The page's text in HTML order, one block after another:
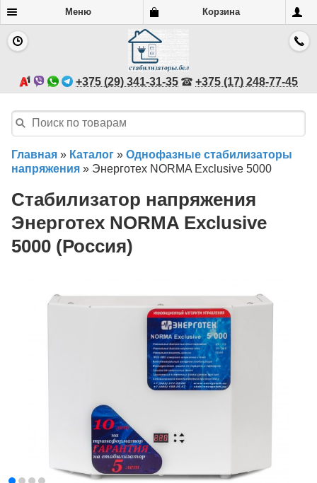
Меню Корзина
+375 (29) 341-31-35 +375 (17) 248-77-45
Главная » Каталог » Однофазные стабилизаторы
напряжения » Энерготех NORMA Exclusive 5000
Стабилизатор напряжения
Энерготех NORMA Exclusive
5000 (Россия)